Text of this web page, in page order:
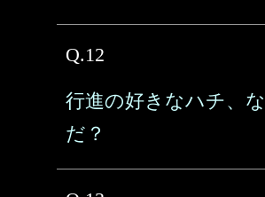
Q.12
行進の好きなハチ、
だ？